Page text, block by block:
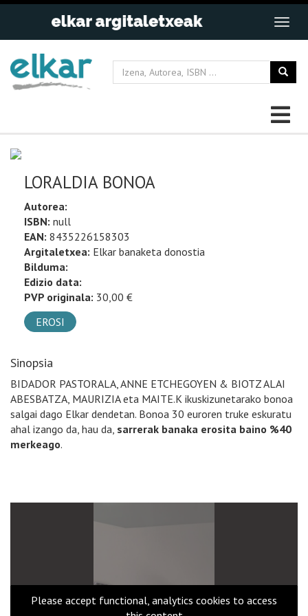
LORALDIA BONOA
Autorea:
ISBN: null
EAN: 8435226158303
Argitaletxea: Elkar banaketa donostia
Bilduma:
Edizio data:
PVP originala: 30,00 €
EROSI
Sinopsia
BIDADOR PASTORALA, ANNE ETCHEGOYEN & BIOTZ ALAI
ABESBATZA, MAURIZIA eta MAITE.K ikuskizunetarako bonoa
salgai dago Elkar dendetan. Bonoa 30 euroren truke eskuratu
ahal izango da, hau da, sarrerak banaka erosita baino %40
merkeago.
Please accept functional, analytics cookies to access